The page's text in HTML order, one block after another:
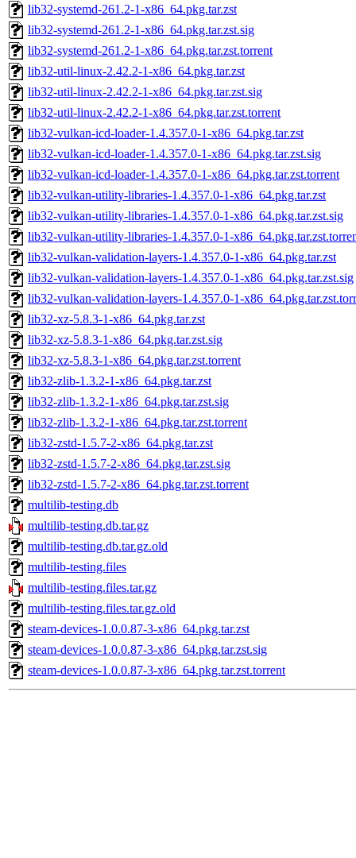
lib32-systemd-261.2-1-x86_64.pkg.tar.zst
lib32-systemd-261.2-1-x86_64.pkg.tar.zst.sig
lib32-systemd-261.2-1-x86_64.pkg.tar.zst.torrent
lib32-util-linux-2.42.2-1-x86_64.pkg.tar.zst
lib32-util-linux-2.42.2-1-x86_64.pkg.tar.zst.sig
lib32-util-linux-2.42.2-1-x86_64.pkg.tar.zst.torrent
lib32-vulkan-icd-loader-1.4.357.0-1-x86_64.pkg.tar.zst
lib32-vulkan-icd-loader-1.4.357.0-1-x86_64.pkg.tar.zst.sig
lib32-vulkan-icd-loader-1.4.357.0-1-x86_64.pkg.tar.zst.torrent
lib32-vulkan-utility-libraries-1.4.357.0-1-x86_64.pkg.tar.zst
lib32-vulkan-utility-libraries-1.4.357.0-1-x86_64.pkg.tar.zst.sig
lib32-vulkan-utility-libraries-1.4.357.0-1-
lib32-vulkan-validation-layers-1.4.357.0-1-x86_64.pkg.tar.zst
lib32-vulkan-validation-layers-1.4.357.0-1-x86_64.pkg.tar.zst.sig
lib32-vulkan-validation-layers-1.4.357.0-1-
lib32-xz-5.8.3-1-x86_64.pkg.tar.zst
lib32-xz-5.8.3-1-x86_64.pkg.tar.zst.sig
lib32-xz-5.8.3-1-x86_64.pkg.tar.zst.torrent
lib32-zlib-1.3.2-1-x86_64.pkg.tar.zst
lib32-zlib-1.3.2-1-x86_64.pkg.tar.zst.sig
lib32-zlib-1.3.2-1-x86_64.pkg.tar.zst.torrent
lib32-zstd-1.5.7-2-x86_64.pkg.tar.zst
lib32-zstd-1.5.7-2-x86_64.pkg.tar.zst.sig
lib32-zstd-1.5.7-2-x86_64.pkg.tar.zst.torrent
multilib-testing.db
multilib-testing.db.tar.gz
multilib-testing.db.tar.gz.old
multilib-testing.files
multilib-testing.files.tar.gz
multilib-testing.files.tar.gz.old
steam-devices-1.0.0.87-3-x86_64.pkg.tar.zst
steam-devices-1.0.0.87-3-x86_64.pkg.tar.zst.sig
steam-devices-1.0.0.87-3-x86_64.pkg.tar.zst.torrent